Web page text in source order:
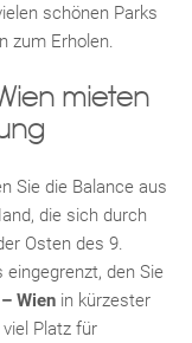
schönen Parks
zum Erholen.
mieten
Sie die Balance aus
die sich durch
Osten des 9.
eingegrenzt, den Sie
Wien in kürzester
Platz für